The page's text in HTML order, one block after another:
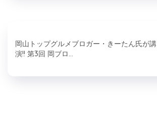
岡山トップグルメブロガー・きーたん氏が講
演!! 第3回 岡ブロ…